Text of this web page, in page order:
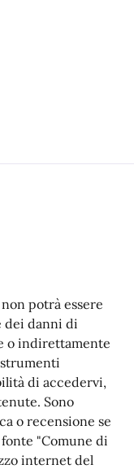
potrà essere
dei danni di
o indirettamente
di accedervi,
Sono
o recensione se
"Comune di
internet del